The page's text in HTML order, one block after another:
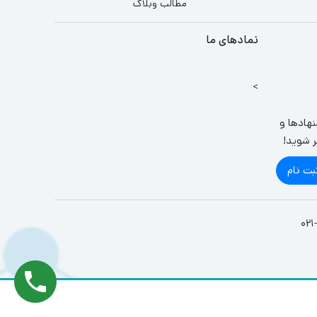
مطالب وبلاگ
و
شوید!
نام
نمادهای ما
>